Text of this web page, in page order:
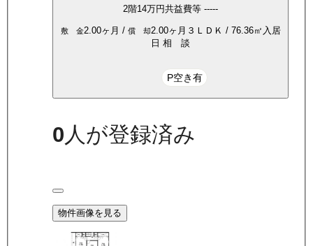
2階14万円共益費等 -----
敷 金2.00ヶ月 / 償 却2.00ヶ月 ３ＬＤＫ / 76.36㎡ 入居
日 相 談
P空き有
0 人が登録済み
物件画像を見る